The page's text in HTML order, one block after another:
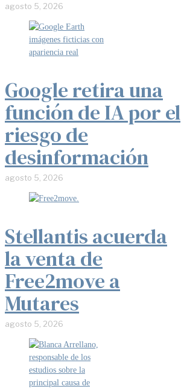
agosto 5, 2026
Google retira una
función de IA por el
riesgo de
desinformación
agosto 5, 2026
Stellantis acuerda
la venta de
Free2move a
Mutares
agosto 5, 2026